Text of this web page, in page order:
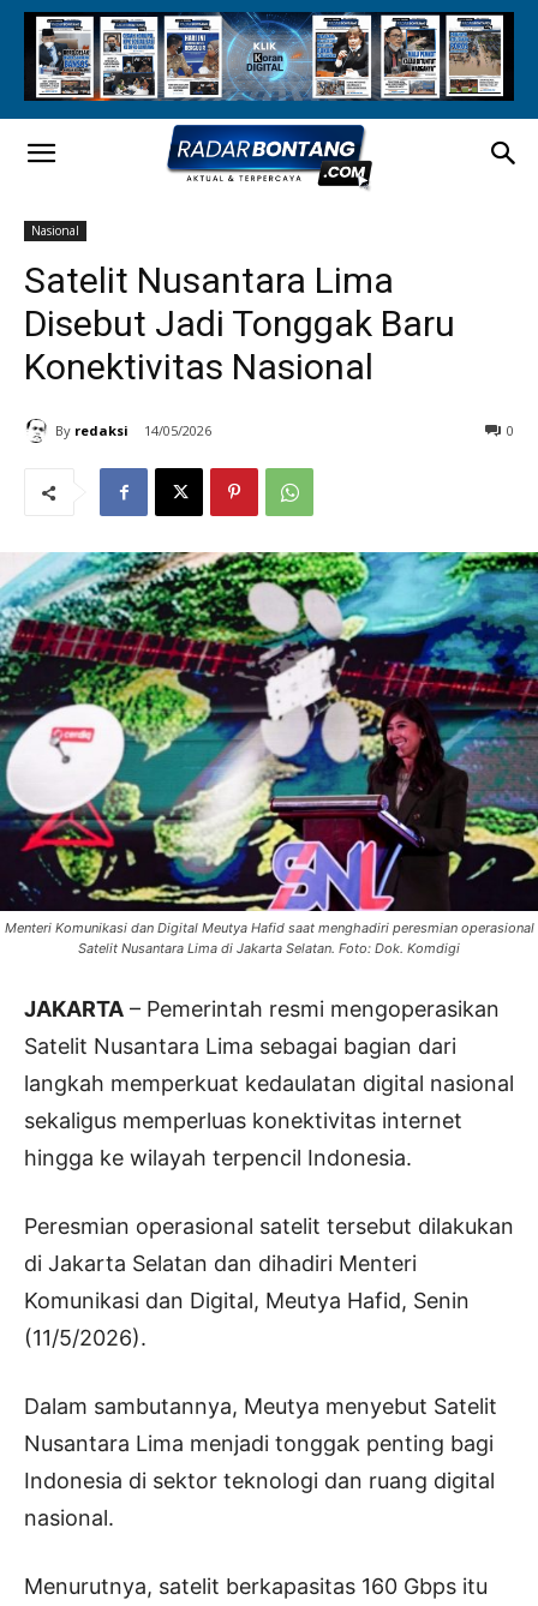
Nasional
Satelit Nusantara Lima
Disebut Jadi Tonggak Baru
Konektivitas Nasional
By redaksi 14/05/2026 0
Menteri Komunikasi dan Digital Meutya Hafid saat menghadiri peresmian operasional
Satelit Nusantara Lima di Jakarta Selatan. Foto: Dok. Komdigi
JAKARTA – Pemerintah resmi mengoperasikan
Satelit Nusantara Lima sebagai bagian dari
langkah memperkuat kedaulatan digital nasional
sekaligus memperluas konektivitas internet
hingga ke wilayah terpencil Indonesia.
Peresmian operasional satelit tersebut dilakukan
di Jakarta Selatan dan dihadiri Menteri
Komunikasi dan Digital, Meutya Hafid, Senin
(11/5/2026).
Dalam sambutannya, Meutya menyebut Satelit
Nusantara Lima menjadi tonggak penting bagi
Indonesia di sektor teknologi dan ruang digital
nasional.
Menurutnya, satelit berkapasitas 160 Gbps itu